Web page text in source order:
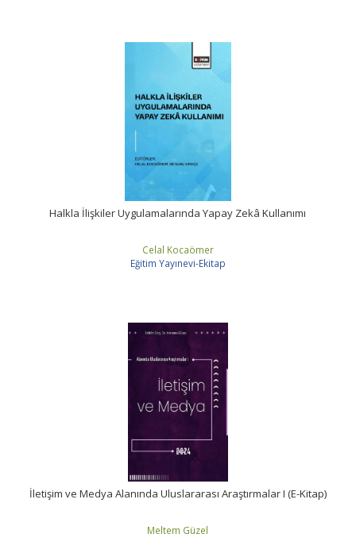
Halkla İlişkiler Uygulamalarında Yapay Zekâ Kullanımı
Celal Kocaömer
Eğitim Yayınevi-Ekitap
İletişim ve Medya Alanında Uluslararası Araştırmalar I (E-Kitap)
Meltem Güzel